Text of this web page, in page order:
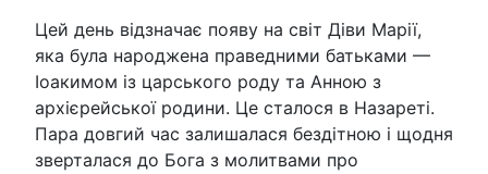
Цей день відзначає появу на світ Діви Марії,
яка була народжена праведними батьками —
Іоакимом із царського роду та Анною з
архієрейської родини. Це сталося в Назареті.
Пара довгий час залишалася бездітною і щодня
зверталася до Бога з молитвами про